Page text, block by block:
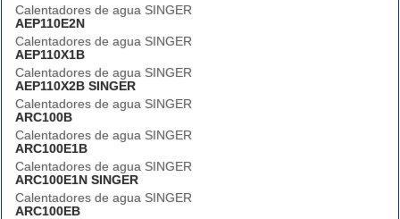
Calentadores de agua SINGER
AEP110E2N
Calentadores de agua SINGER
AEP110X1B
Calentadores de agua SINGER
AEP110X2B SINGER
Calentadores de agua SINGER
ARC100B
Calentadores de agua SINGER
ARC100E1B
Calentadores de agua SINGER
ARC100E1N SINGER
Calentadores de agua SINGER
ARC100EB